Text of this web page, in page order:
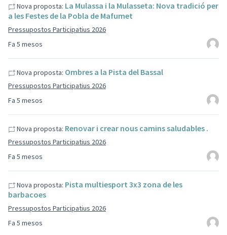
Fa 5 mesos
Nova proposta: La Mulassa i la Mulasseta: Nova tradició per
a les Festes de la Pobla de Mafumet
Pressupostos Participatius 2026
Fa 5 mesos
Nova proposta: Ombres a la Pista del Bassal
Pressupostos Participatius 2026
Fa 5 mesos
Nova proposta: Renovar i crear nous camins saludables .
Pressupostos Participatius 2026
Fa 5 mesos
Nova proposta: Pista multiesport 3x3 zona de les
barbacoes
Pressupostos Participatius 2026